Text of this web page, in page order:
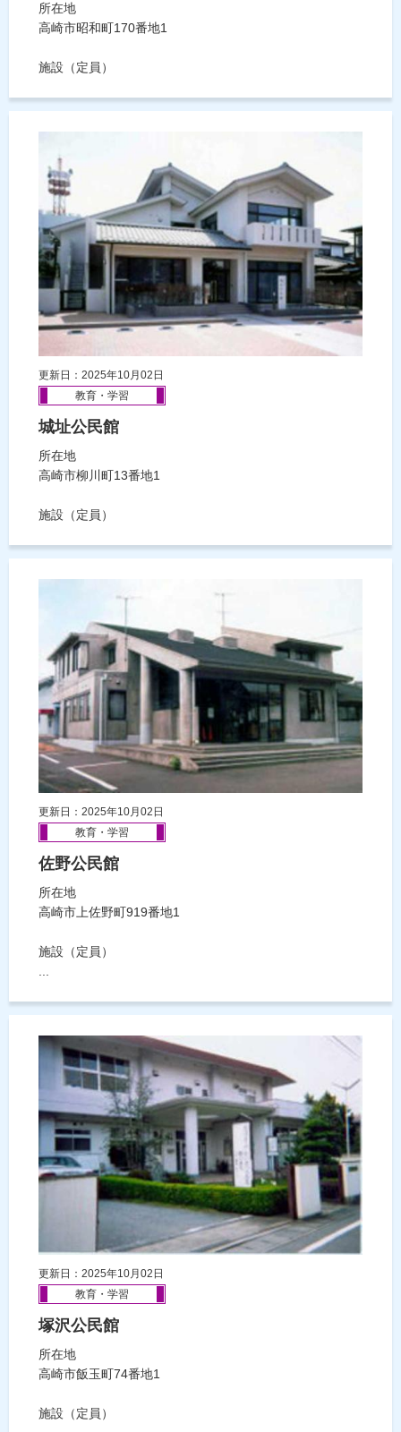
所在地
高崎市昭和町170番地1
施設（定員）
更新日：2025年10月02日
教育・学習
城址公民館
所在地
高崎市柳川町13番地1
施設（定員）
更新日：2025年10月02日
教育・学習
佐野公民館
所在地
高崎市上佐野町919番地1
施設（定員）
...
更新日：2025年10月02日
教育・学習
塚沢公民館
所在地
高崎市飯玉町74番地1
施設（定員）